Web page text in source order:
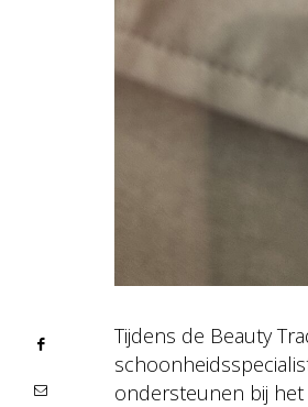
Tijdens de Beauty
ondersteunen bij